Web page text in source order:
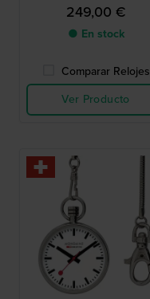
249,00 €
● En stock
Comparar Relojes
Ver Producto